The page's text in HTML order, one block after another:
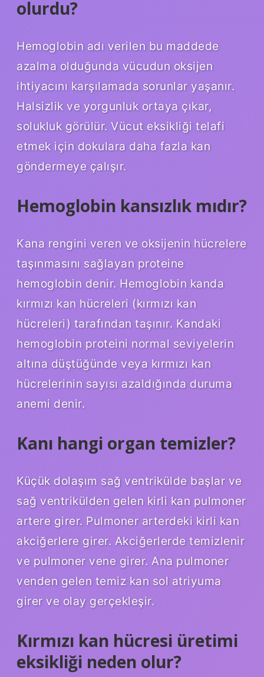
olurdu?
Hemoglobin adı verilen bu maddede
azalma olduğunda vücudun oksijen
ihtiyacını karşılamada sorunlar yaşanır.
Halsizlik ve yorgunluk ortaya çıkar,
solukluk görülür. Vücut eksikliği telafi
etmek için dokulara daha fazla kan
göndermeye çalışır.
Hemoglobin kansızlık mıdır?
Kana rengini veren ve oksijenin hücrelere
taşınmasını sağlayan proteine ​​
hemoglobin denir. Hemoglobin kanda
kırmızı kan hücreleri (kırmızı kan
hücreleri) tarafından taşınır. Kandaki
hemoglobin proteini normal seviyelerin
altına düştüğünde veya kırmızı kan
hücrelerinin sayısı azaldığında duruma
anemi denir.
Kanı hangi organ temizler?
Küçük dolaşım sağ ventrikülde başlar ve
sağ ventrikülden gelen kirli kan pulmoner
artere girer. Pulmoner arterdeki kirli kan
akciğerlere girer. Akciğerlerde temizlenir
ve pulmoner vene girer. Ana pulmoner
venden gelen temiz kan sol atriyuma
girer ve olay gerçekleşir.
Kırmızı kan hücresi üretimi
eksikliği neden olur?